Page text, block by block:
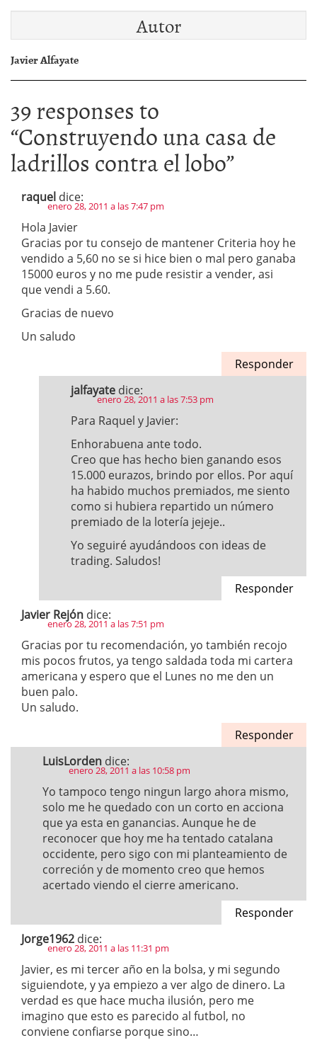
Autor
Javier Alfayate
39 responses to
“Construyendo una casa de
ladrillos contra el lobo”
raquel dice:
enero 28, 2011 a las 7:47 pm
Hola Javier
Gracias por tu consejo de mantener Criteria hoy he
vendido a 5,60 no se si hice bien o mal pero ganaba
15000 euros y no me pude resistir a vender, asi
que vendi a 5.60.
Gracias de nuevo
Un saludo
Responder
jalfayate dice:
enero 28, 2011 a las 7:53 pm
Para Raquel y Javier:
Enhorabuena ante todo.
Creo que has hecho bien ganando esos
15.000 eurazos, brindo por ellos. Por aquí
ha habido muchos premiados, me siento
como si hubiera repartido un número
premiado de la lotería jejeje..
Yo seguiré ayudándoos con ideas de
trading. Saludos!
Responder
Javier Rejón dice:
enero 28, 2011 a las 7:51 pm
Gracias por tu recomendación, yo también recojo
mis pocos frutos, ya tengo saldada toda mi cartera
americana y espero que el Lunes no me den un
buen palo.
Un saludo.
Responder
LuisLorden dice:
enero 28, 2011 a las 10:58 pm
Yo tampoco tengo ningun largo ahora mismo,
solo me he quedado con un corto en acciona
que ya esta en ganancias. Aunque he de
reconocer que hoy me ha tentado catalana
occidente, pero sigo con mi planteamiento de
correción y de momento creo que hemos
acertado viendo el cierre americano.
Responder
Jorge1962 dice:
enero 28, 2011 a las 11:31 pm
Javier, es mi tercer año en la bolsa, y mi segundo
siguiendote, y ya empiezo a ver algo de dinero. La
verdad es que hace mucha ilusión, pero me
imagino que esto es parecido al futbol, no
conviene confiarse porque sino…